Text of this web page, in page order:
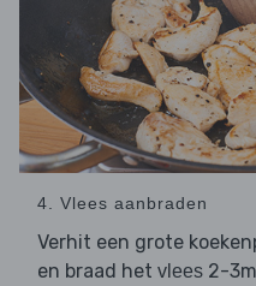
4. Vlees aanbraden
Verhit een grote
en braad het vlees 2-